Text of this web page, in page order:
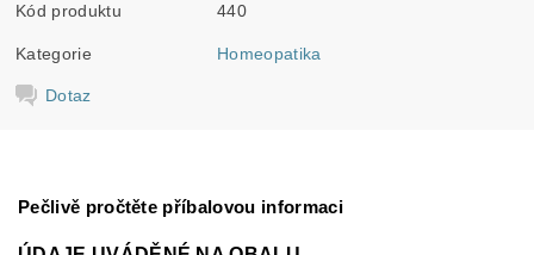
Kód produktu 440
Kategorie Homeopatika
Dotaz
Pečlivě pročtěte příbalovou informaci